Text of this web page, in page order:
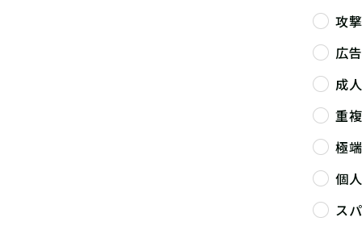
攻
広
成
重
極
個
ス